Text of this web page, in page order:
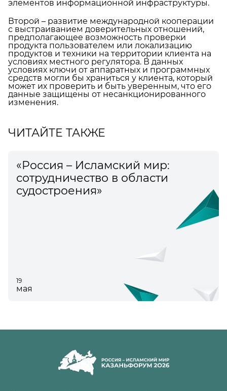
элементов информационной инфраструктуры.
Второй – развитие международной кооперации
с выстраиванием доверительных отношений,
предполагающее возможность проверки
продукта пользователем или локализацию
продуктов и техники на территории клиента на
условиях местного регулятора. В данных
условиях ключи от аппаратных и программных
средств могли бы храниться у клиента, который
может их проверить и быть уверенным, что его
данные защищены от несанкционированного
изменения.
ЧИТАЙТЕ ТАКЖЕ
«Россия – Исламский мир:
сотрудничество в области
судостроения»
19
мая